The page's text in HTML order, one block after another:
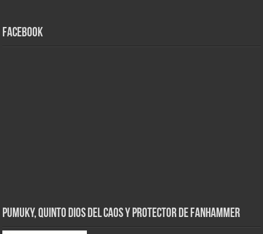
Facebook
Pumuky, Quinto Dios del Caos y Protector de FanHammer